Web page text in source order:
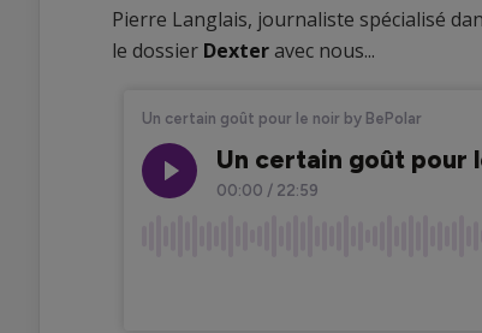
0
Pierre Langlais, journaliste spécialisé
le dossier Dexteravec nous...